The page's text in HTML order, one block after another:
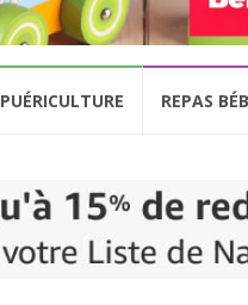
PUÉRICULTURE REPAS